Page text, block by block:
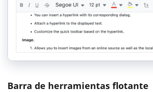
Barra de herramientas flotante